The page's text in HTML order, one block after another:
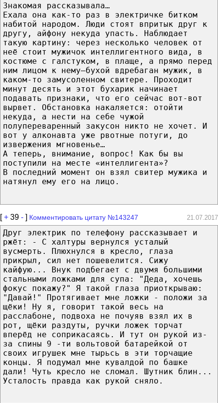
Знакомая рассказывала…
Ехала она как-то раз в электричке битком
набитой народом. Люди стоят впритык друг к
другу, айфону некуда упасть. Наблюдает
такую картину: через несколько человек от
неё стоит мужичок интеллигентного вида, в
костюме с галстуком, в плаще, а прямо перед
ним лицом к нему—бухой вдребаган мужик, в
каком-то замусоленном свитере. Проходит
минут десять и этот бухарик начинает
подавать признаки, что его сейчас вот-вот
вырвет. Обстановка накаляется: отойти
некуда, а нести на себе чужой
полупереваренный закусон никто не хочет. И
вот у алконавта уже рвотные потуги, до
извержения мгновенье…
А теперь, внимание, вопрос! Как бы вы
поступили на месте «интеллигента»?
В последний момент он взял свитер мужика и
натянул ему его на лицо.
[+ 39 - ] Комментировать цитату №143247 21.07.2017
Друг электрик по телефону рассказывает и
ржёт: - С халтуры вернулся усталый
вусмерть. Плюхнулся в кресло, глаза
прикрыл, сил нет пошевелится. Сижу
кайфую... Внук подбегает с двумя большими
стальными ложками для супа: "Деда, хочешь
фокус покажу?" Я такой глаза приоткрываю:
"Давай!" Протягивает мне ложки - положи за
щёки! Ну я, говорит такой весь на
расслабоне, подвоха не почуяв взял их в
рот, щёки раздуты, ручки ложек торчат
вперёд не соприкасаясь. И тут он рукой из-
за спины 9 -ти вольтовой батарейкой от
своих игрушек мне тырьсь в эти торчащие
концы. Я подумал мне кувалдой по башке
дали! Чуть кресло не сломал. Шутник блин...
Усталость правда как рукой сняло.